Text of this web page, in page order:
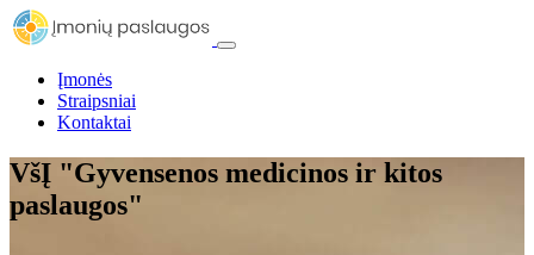
Įmonės
Straipsniai
Kontaktai
VšĮ "Gyvensenos medicinos ir kitos
paslaugos"